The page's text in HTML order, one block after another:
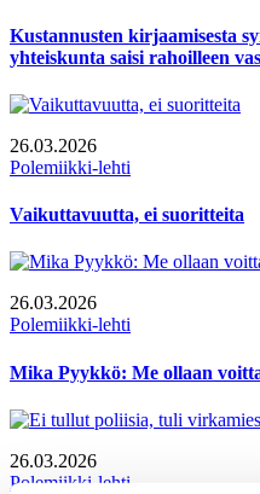
Kustannusten kirjaamisesta
yhteiskunta saisi rahoilleen
26.03.2026
Polemiikki-lehti
Vaikuttavuutta, ei suoritteita
26.03.2026
Polemiikki-lehti
Mika Pyykkö: Me ollaan
26.03.2026
Polemiikki-lehti